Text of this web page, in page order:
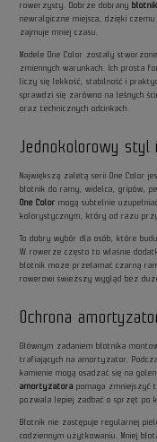
rowerzysty. Dobrze dobrany błotnik
newralgiczne miejsca, dzięki
zajmuje mniej czasu.
Modele One Color zostały
zmiennych warunkach. Ich prosta
liczy się lekkość, stabilność i
sprawdzi się zarówno na leśnych
oraz technicznych odcinkach.
Jednokolorowy styl
Największą zaletą serii One Color
błotnik do ramy, widelca, gripów,
One Color mogą subtelnie
kolorystycznym, który od razu
To dobry wybór dla osób, które
W rowerze często to właśnie
błotnik może przełamać czarną
rowerowi świeższy wygląd bez
Ochrona
Głównym zadaniem błotnika
trafiających na amortyzator.
kamienie mogą osadzać się na
amortyzatora pomaga zmniejszyć
pozwala lepiej zadbać o sprzęt po
Błotnik nie zastępuje regularnej
codziennym użytkowaniu. Mniej